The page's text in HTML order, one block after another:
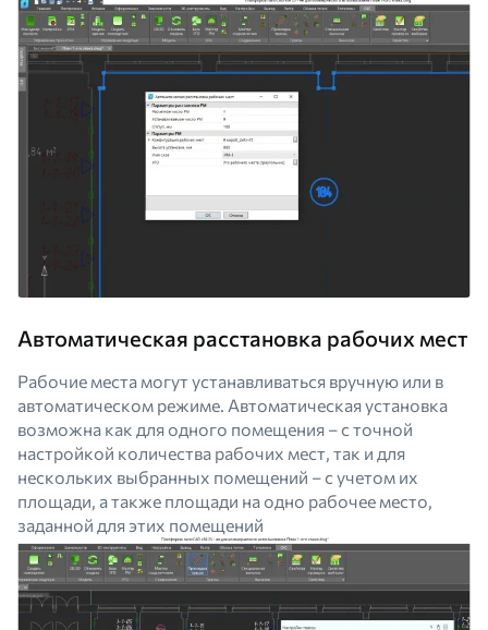
Автоматическая расстановка рабочих мест
Рабочие места могут устанавливаться вручную или в
автоматическом режиме. Автоматическая установка
возможна как для одного помещения – с точной
настройкой количества рабочих мест, так и для
нескольких выбранных помещений – с учетом их
площади, а также площади на одно рабочее место,
заданной для этих помещений